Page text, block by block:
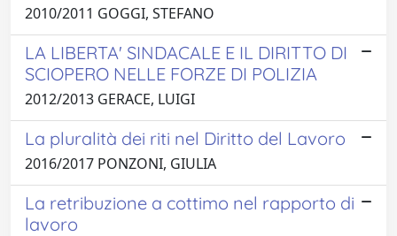
2010/2011 GOGGI, STEFANO
LA LIBERTA' SINDACALE E IL DIRITTO DI
SCIOPERO NELLE FORZE DI POLIZIA
2012/2013 GERACE, LUIGI
La pluralità dei riti nel Diritto del Lavoro
2016/2017 PONZONI, GIULIA
La retribuzione a cottimo nel rapporto di
lavoro